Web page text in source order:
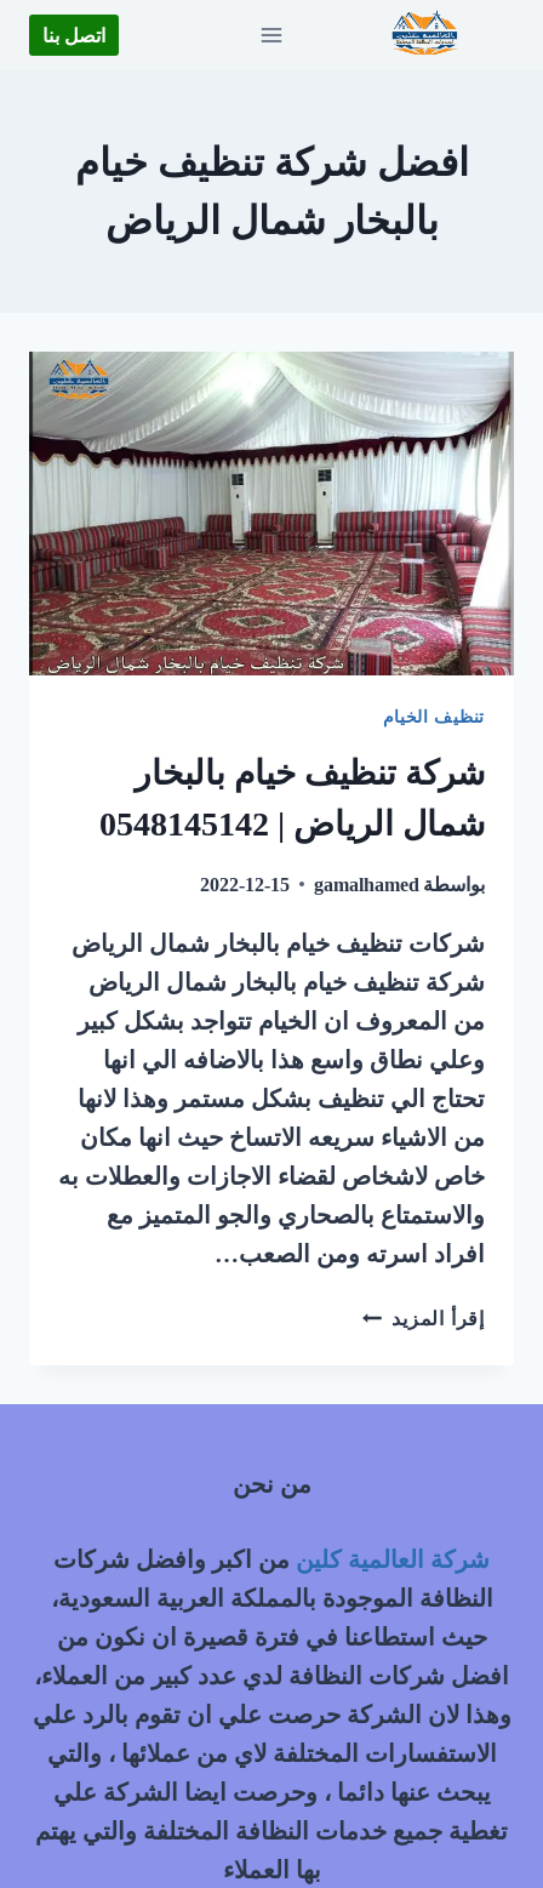
اتصل بنا
افضل شركة تنظيف خيام
بالبخار شمال الرياض
تنظيف الخيام
شركة تنظيف خيام بالبخار
شمال الرياض | 0548145142
بواسطة gamalhamed
2022-12-15
شركات تنظيف خيام بالبخار شمال الرياض
شركة تنظيف خيام بالبخار شمال الرياض
من المعروف ان الخيام تتواجد بشكل كبير
وعلي نطاق واسع هذا بالاضافه الي انها
تحتاج الي تنظيف بشكل مستمر وهذا لانها
من الاشياء سريعه الاتساخ حيث انها مكان
خاص لاشخاص لقضاء الاجازات والعطلات به
والاستمتاع بالصحاري والجو المتميز مع
افراد اسرته ومن الصعب…
إقرأ المزيد شركة
بالبخار
من نحن
شركة العالمية كلين من اكبر وافضل شركات
النظافة الموجودة بالمملكة العربية السعودية،
حيث استطاعنا في فترة قصيرة ان نكون من
افضل شركات النظافة لدي عدد كبير من العملاء،
وهذا لان الشركة حرصت علي ان تقوم بالرد علي
الاستفسارات المختلفة لاي من عملائها ، والتي
يبحث عنها دائما ، وحرصت ايضا الشركة علي
تغطية جميع خدمات النظافة المختلفة والتي يهتم
بها العملاء